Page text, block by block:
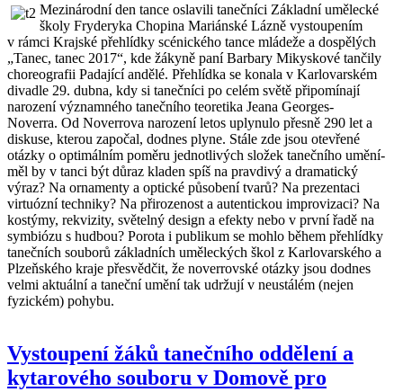
Mezinárodní den tance oslavili tanečníci Základní umělecké
školy Fryderyka Chopina Mariánské Lázně vystoupením
v rámci Krajské přehlídky scénického tance mládeže a dospělých
„Tanec, tanec 2017“, kde žákyně paní Barbary Mikyskové tančily
choreografii Padající andělé. Přehlídka se konala v Karlovarském
divadle 29. dubna, kdy si tanečníci po celém světě připomínají
narození významného tanečního teoretika Jeana Georges-
Noverra. Od Noverrova narození letos uplynulo přesně 290 let a
diskuse, kterou započal, dodnes plyne. Stále zde jsou otevřené
otázky o optimálním poměru jednotlivých složek tanečního umění-
měl by v tanci být důraz kladen spíš na pravdivý a dramatický
výraz? Na ornamenty a optické působení tvarů? Na prezentaci
virtuózní techniky? Na přirozenost a autentickou improvizaci? Na
kostýmy, rekvizity, světelný design a efekty nebo v první řadě na
symbiózu s hudbou? Porota i publikum se mohlo během přehlídky
tanečních souborů základních uměleckých škol z Karlovarského a
Plzeňského kraje přesvědčit, že noverrovské otázky jsou dodnes
velmi aktuální a taneční umění tak udržují v neustálém (nejen
fyzickém) pohybu.
Vystoupení žáků tanečního oddělení a
kytarového souboru v Domově pro